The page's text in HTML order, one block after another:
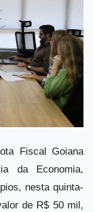
Fiscal Goiana
da Economia,
nesta quinta-
de R$ 50 mil,